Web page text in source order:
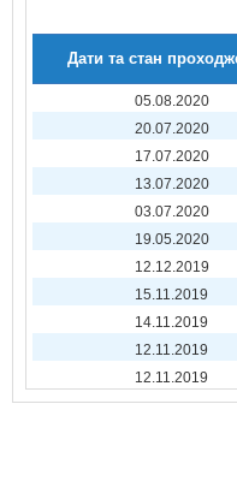
Дати та стан
05.08.2020
20.07.2020
17.07.2020
13.07.2020
03.07.2020
19.05.2020
12.12.2019
15.11.2019
14.11.2019
12.11.2019
12.11.2019